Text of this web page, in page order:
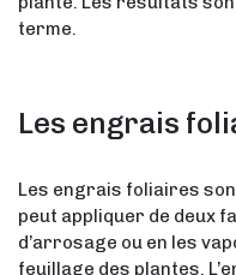
terme.
Les engrais
Les engrais foliaires
peut appliquer de deux
d’arrosage ou en les
feuillage des plantes.